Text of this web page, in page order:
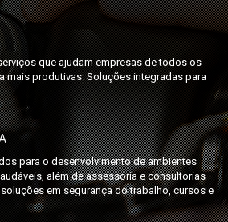
que ajudam empresas de todos os
mais produtivas. Soluções integradas para
para o desenvolvimento de ambientes
além de assessoria e consultorias
em segurança do trabalho, cursos e